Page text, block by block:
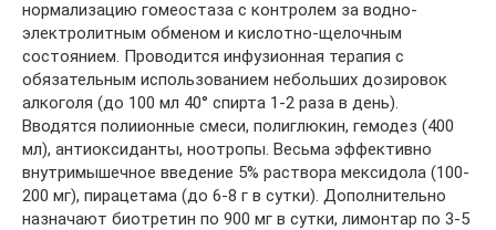
нормализацию гомеостаза с контролем за водно-
электролитным обменом и кислотно-щелочным
состоянием. Проводится инфузионная терапия с
обязательным использованием небольших дозировок
алкоголя (до 100 мл 40° спирта 1-2 раза в день).
Вводятся полиионные смеси, полиглюкин, гемодез (400
мл), антиоксиданты, ноотропы. Весьма эффективно
внутримышечное введение 5% раствора мексидола (100-
200 мг), пирацетама (до 6-8 г в сутки). Дополнительно
назначают биотретин по 900 мг в сутки, лимонтар по 3-5